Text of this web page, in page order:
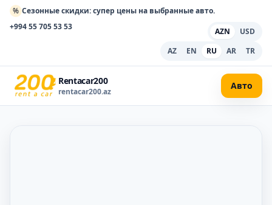
% Сезонные скидки: супер цены на выбранные авто.
+994 55 705 53 53
AZN
USD
AZ
EN RU AR TR
Rentacar200
rentacar200.az
Авто